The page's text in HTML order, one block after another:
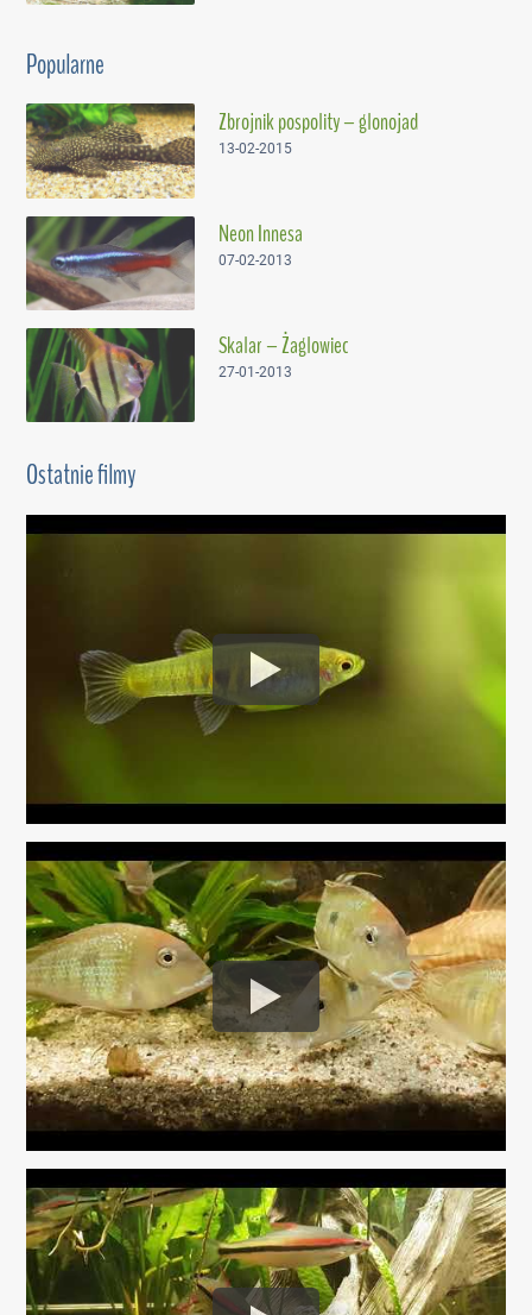
Popularne
Zbrojnik pospolity – glonojad
13-02-2015
Neon Innesa
07-02-2013
Skalar – Żaglowiec
27-01-2013
Ostatnie filmy